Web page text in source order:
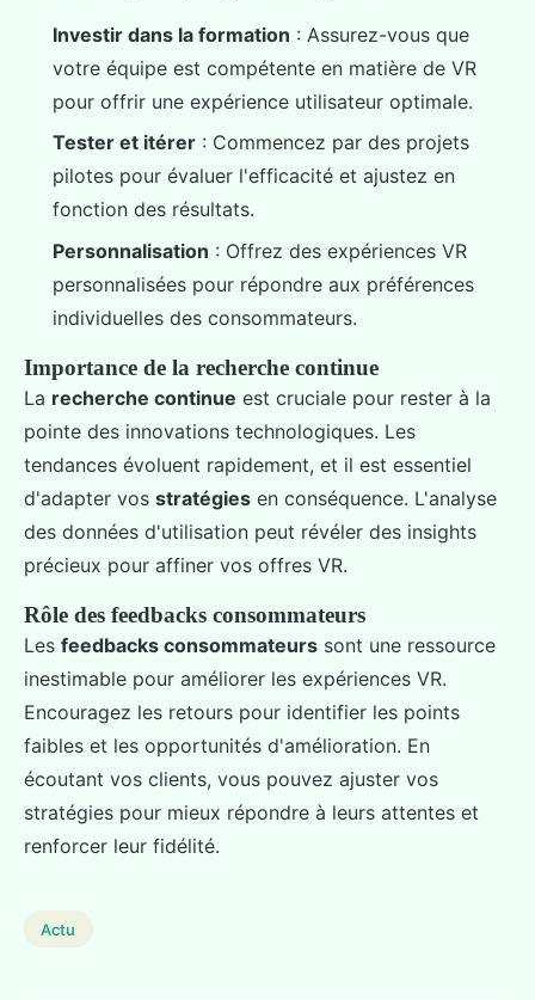
Investir dans la formation : Assurez-vous que
votre équipe est compétente en matière de VR
pour offrir une expérience utilisateur optimale.
Tester et itérer : Commencez par des projets
pilotes pour évaluer l'efficacité et ajustez en
fonction des résultats.
Personnalisation : Offrez des expériences VR
personnalisées pour répondre aux préférences
individuelles des consommateurs.
Importance de la recherche continue
La recherche continue est cruciale pour rester à la
pointe des innovations technologiques. Les
tendances évoluent rapidement, et il est essentiel
d'adapter vos stratégies en conséquence. L'analyse
des données d'utilisation peut révéler des insights
précieux pour affiner vos offres VR.
Rôle des feedbacks consommateurs
Les feedbacks consommateurs sont une ressource
inestimable pour améliorer les expériences VR.
Encouragez les retours pour identifier les points
faibles et les opportunités d'amélioration. En
écoutant vos clients, vous pouvez ajuster vos
stratégies pour mieux répondre à leurs attentes et
renforcer leur fidélité.
Actu